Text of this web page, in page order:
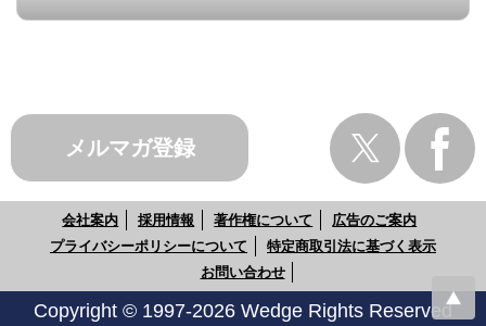
メルマガ登録
会社案内 採用情報 著作権について
広告のご案内
プライバシーポリシーについて
特定商取引法に基づく表示
お問い合わせ
Copyright © 1997-2026 Wedge Rights Reserved